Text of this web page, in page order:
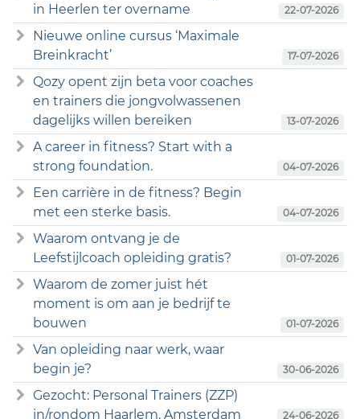
in Heerlen ter overname
22-07-2026
Nieuwe online cursus ‘Maximale
Breinkracht’
17-07-2026
Qozy opent zijn beta voor coaches
en trainers die jongvolwassenen
dagelijks willen bereiken
13-07-2026
A career in fitness? Start with a
strong foundation.
04-07-2026
Een carrière in de fitness? Begin
met een sterke basis.
04-07-2026
Waarom ontvang je de
Leefstijlcoach opleiding gratis?
01-07-2026
Waarom de zomer juist hét
moment is om aan je bedrijf te
bouwen
01-07-2026
Van opleiding naar werk, waar
begin je?
30-06-2026
Gezocht: Personal Trainers (ZZP)
in/rondom Haarlem, Amsterdam
24-06-2026